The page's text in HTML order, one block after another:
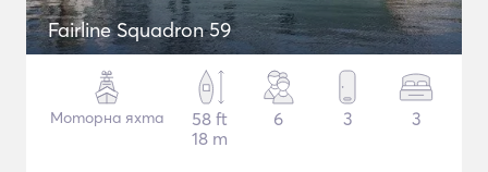
Fairline Squadron 59
Моторна яхта
58 ft
18 m
6 3 3